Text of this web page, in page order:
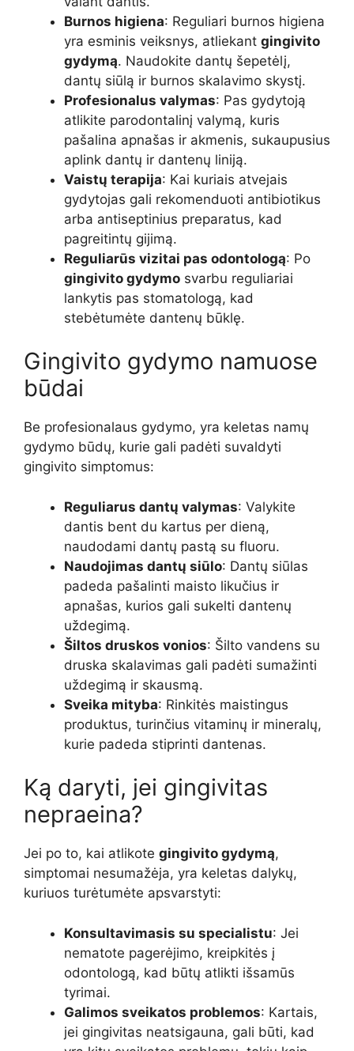
Burnos higiena: Reguliari burnos higiena
yra esminis veiksnys, atliekant gingivito
gydymą. Naudokite dantų šepetėlį,
dantų siūlą ir burnos skalavimo skystį.
Profesionalus valymas: Pas gydytoją
atlikite parodontalinį valymą, kuris
pašalina apnašas ir akmenis, sukaupusius
aplink dantų ir dantenų liniją.
Vaistų terapija: Kai kuriais atvejais
gydytojas gali rekomenduoti antibiotikus
arba antiseptinius preparatus, kad
pagreitintų gijimą.
Reguliarūs vizitai pas odontologą: Po
gingivito gydymo svarbu reguliariai
lankytis pas stomatologą, kad
stebėtumėte dantenų būklę.
Gingivito gydymo namuose
būdai
Be profesionalaus gydymo, yra keletas namų
gydymo būdų, kurie gali padėti suvaldyti
gingivito simptomus:
Reguliarus dantų valymas: Valykite
dantis bent du kartus per dieną,
naudodami dantų pastą su fluoru.
Naudojimas dantų siūlo: Dantų siūlas
padeda pašalinti maisto likučius ir
apnašas, kurios gali sukelti dantenų
uždegimą.
Šiltos druskos vonios: Šilto vandens su
druska skalavimas gali padėti sumažinti
uždegimą ir skausmą.
Sveika mityba: Rinkitės maistingus
produktus, turinčius vitaminų ir mineralų,
kurie padeda stiprinti dantenas.
Ką daryti, jei gingivitas
nepraeina?
Jei po to, kai atlikote gingivito gydymą,
simptomai nesumažėja, yra keletas dalykų,
kuriuos turėtumėte apsvarstyti:
Konsultavimasis su specialistu: Jei
nematote pagerėjimo, kreipkitės į
odontologą, kad būtų atlikti išsamūs
tyrimai.
Galimos sveikatos problemos: Kartais,
jei gingivitas neatsigauna, gali būti, kad